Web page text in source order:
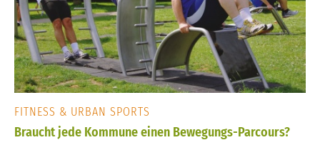
FITNESS & URBAN SPORTS
Braucht jede Kommune einen Bewegungs-Parcours?